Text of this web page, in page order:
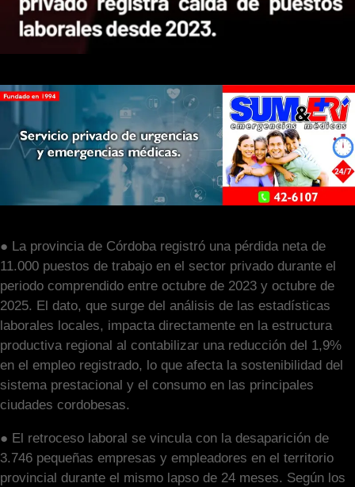
● La provincia de Córdoba registró una pérdida neta de
11.000 puestos de trabajo en el sector privado durante el
periodo comprendido entre octubre de 2023 y octubre de
2025. El dato, que surge del análisis de las estadísticas
laborales locales, impacta directamente en la estructura
productiva regional al contabilizar una reducción del 1,9%
en el empleo registrado, lo que afecta la sostenibilidad del
sistema prestacional y el consumo en las principales
ciudades cordobesas.
● El retroceso laboral se vincula con la desaparición de
3.746 pequeñas empresas y empleadores en el territorio
provincial durante el mismo lapso de 24 meses. Según los